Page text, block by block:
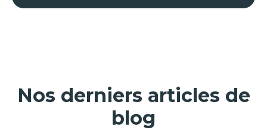
Nos derniers articles de
blog